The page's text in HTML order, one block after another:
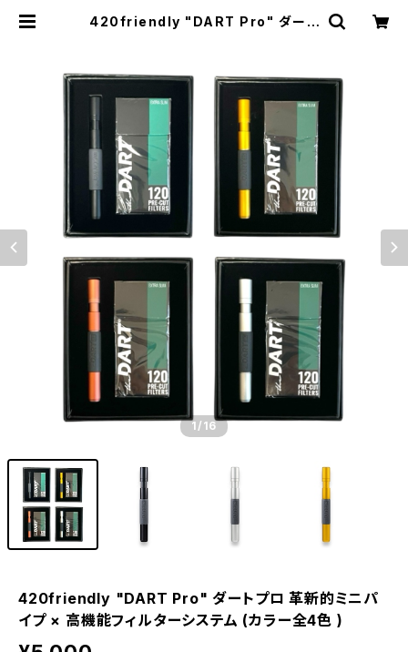
420friendly "DART Pro" ダート
1 /16
420friendly "DART Pro" ダートプロ 革新的ミニパ
イプ × 高機能フィルターシステム (カラー全4色 )